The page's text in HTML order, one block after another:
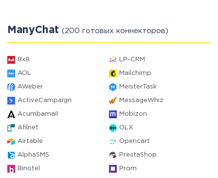
ManyChat (200 готовых коннекторов)
8x8 LP-CRM
AOL Mailchimp
AWeber MeisterTask
ActiveCampaign MessageWhiz
Acumbamail Mobizon
Afilnet OLX
Airtable Opencart
AlphaSMS PrestaShop
Binotel Prom